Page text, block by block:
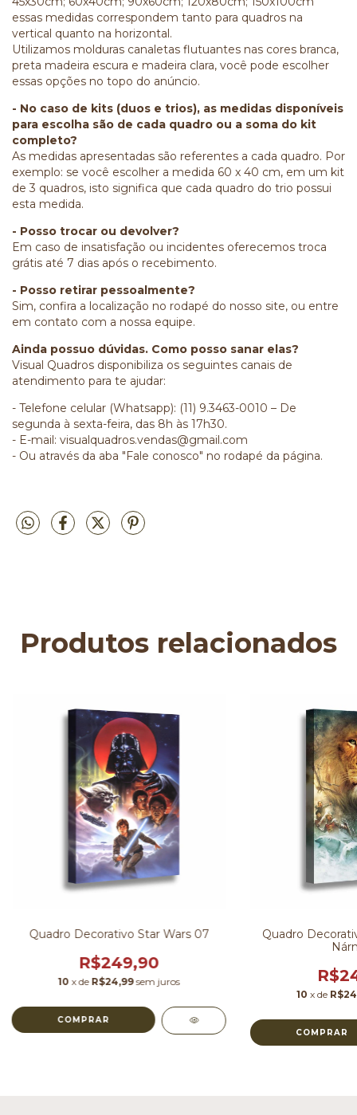
essas medidas correspondem tanto para quadros na
vertical quanto na horizontal.
Utilizamos molduras canaletas flutuantes nas cores branca,
preta madeira escura e madeira clara, você pode escolher
essas opções no topo do anúncio.
- No caso de kits (duos e trios), as medidas disponíveis
para escolha são de cada quadro ou a soma do kit
completo?
As medidas apresentadas são referentes a cada quadro. Por
exemplo: se você escolher a medida 60 x 40 cm, em um kit
de 3 quadros, isto significa que cada quadro do trio possui
esta medida.
- Posso trocar ou devolver?
Em caso de insatisfação ou incidentes oferecemos troca
grátis até 7 dias após o recebimento.
- Posso retirar pessoalmente?
Sim, confira a localização no rodapé do nosso site, ou entre
em contato com a nossa equipe.
Ainda possuo dúvidas. Como posso sanar elas?
Visual Quadros disponibiliza os seguintes canais de
atendimento para te ajudar:
- Telefone celular (Whatsapp): (11) 9.3463-0010 – De
segunda à sexta-feira, das 8h às 17h30.
- E-mail: visualquadros.vendas@gmail.com
- Ou através da aba "Fale conosco" no rodapé da página.
Produtos relacionados
Quadro Decorativo Star Wars 07
R$249,90
10 x de R$24,99 sem juros
COMPRAR
Quadro
10 x de
COMPRAR